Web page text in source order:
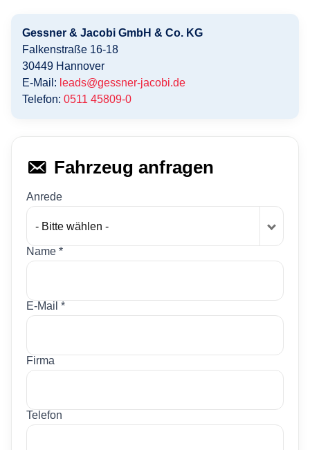
Gessner & Jacobi GmbH & Co. KG
Falkenstraße 16-18
30449 Hannover
E-Mail: leads@gessner-jacobi.de
Telefon: 0511 45809-0
Fahrzeug anfragen
Anrede
- Bitte wählen -
Name *
E-Mail *
Firma
Telefon